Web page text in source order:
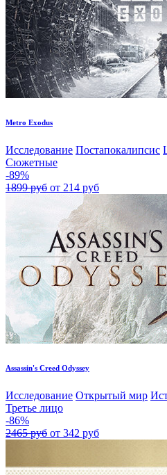
Metro Exodus
Исследование Постапокалипсис
Сюжетные
-89%
1899 руб от 214 руб
Assassin's Creed Odyssey
Исследование Открытый мир
Третье лицо
-86%
2465 руб от 342 руб